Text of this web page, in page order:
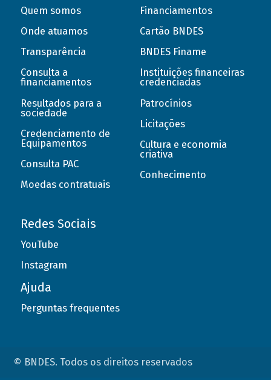
Quem somos
Onde atuamos
Transparência
Consulta a
financiamentos
Resultados para a
sociedade
Credenciamento de
Equipamentos
Consulta PAC
Moedas contratuais
Financiamentos
Cartão BNDES
BNDES Finame
Instituições financeiras
credenciadas
Patrocínios
Licitações
Cultura e economia
criativa
Conhecimento
Redes Sociais
YouTube
Instagram
Ajuda
Perguntas frequentes
© BNDES. Todos os direitos reservados